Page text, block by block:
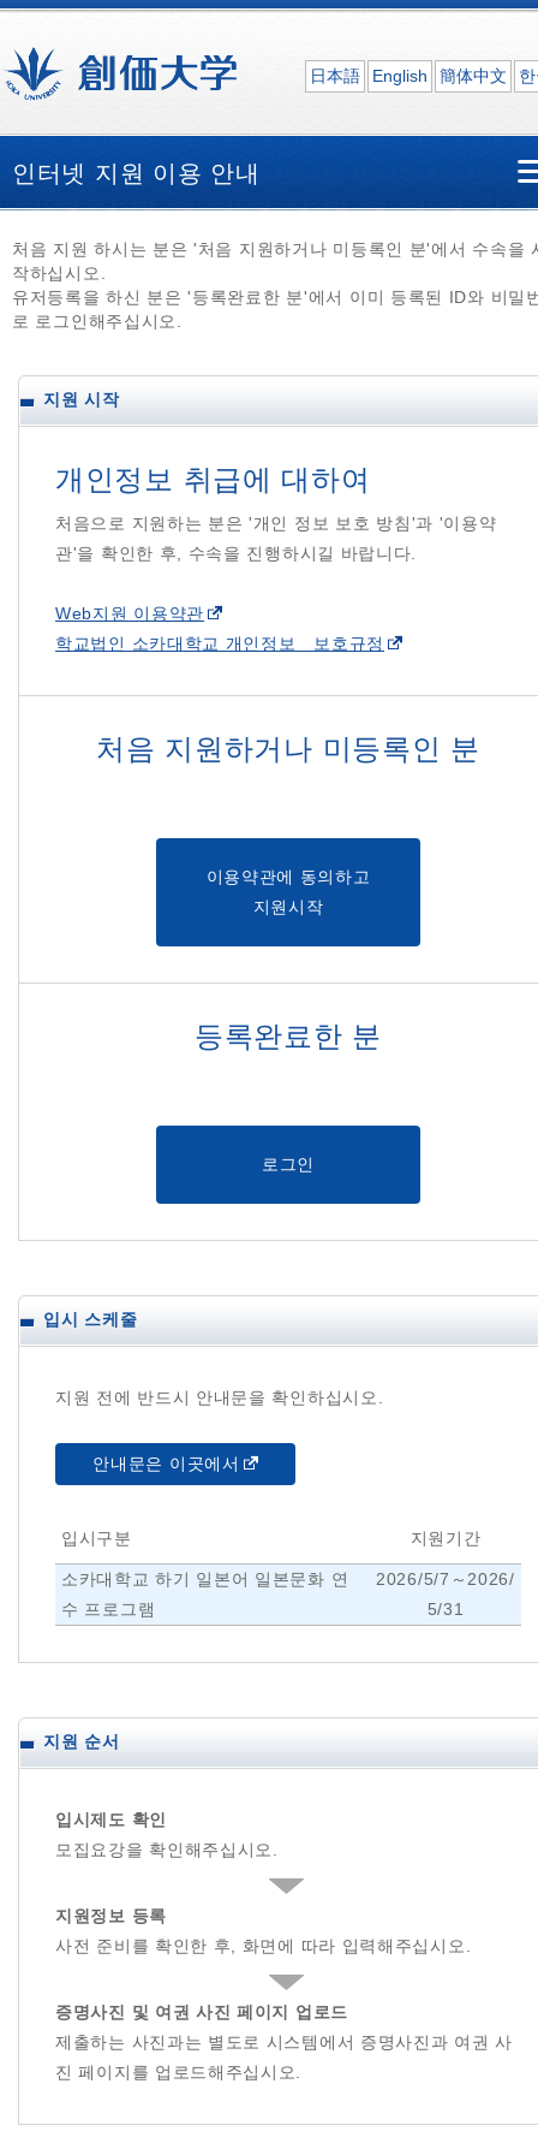
日本語 English 簡体中文
인터넷 지원 이용 안내
처음 지원 하시는 분은 '처음 지원하거나 미등록인 분'에서 수속을
작하십시오.
유저등록을 하신 분은 '등록완료한 분'에서 이미 등록된 ID와 비밀
로 로그인해주십시오.
지원 시작
개인정보 취급에 대하여
처음으로 지원하는 분은 '개인 정보 보호 방침'과 '이용약
관'을 확인한 후, 수속을 진행하시길 바랍니다.
Web지원 이용약관
학교법인 소카대학교 개인정보 보호규정
처음 지원하거나 미등록인 분
이용약관에 동의하고
지원시작
등록완료한 분
로그인
입시 스케줄
지원 전에 반드시 안내문을 확인하십시오.
안내문은 이곳에서
입시구분 지원기간
소카대학교 하기 일본어 일본문화 연
수 프로그램
2026/5/7～2026/
5/31
지원 순서
입시제도 확인
모집요강을 확인해주십시오.
지원정보 등록
사전 준비를 확인한 후, 화면에 따라 입력해주십시오.
증명사진 및 여권 사진 페이지 업로드
제출하는 사진과는 별도로 시스템에서 증명사진과 여권 사
진 페이지를 업로드해주십시오.